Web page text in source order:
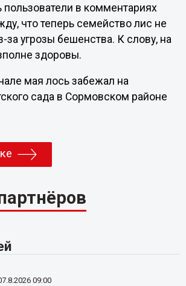
в комментариях
что теперь семейство лис не
за угрозы бешенства. К слову, на
здоровы.
мая лось забежал на
сада в Сормовском районе
09:00